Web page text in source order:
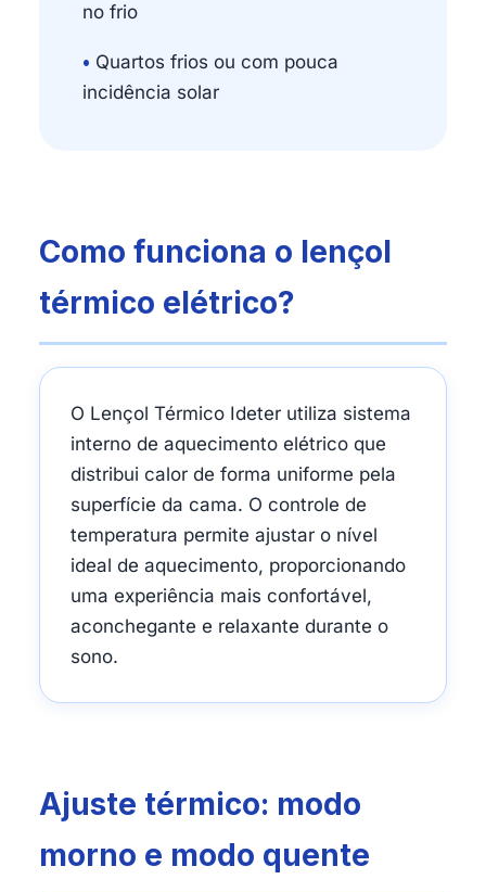
no frio
• Quartos frios ou com pouca
incidência solar
Como funciona o lençol
térmico elétrico?
O Lençol Térmico Ideter utiliza sistema
interno de aquecimento elétrico que
distribui calor de forma uniforme pela
superfície da cama. O controle de
temperatura permite ajustar o nível
ideal de aquecimento, proporcionando
uma experiência mais confortável,
aconchegante e relaxante durante o
sono.
Ajuste térmico: modo
morno e modo quente